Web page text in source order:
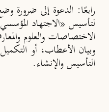
رابعًا: الدعوة إلى ضرورة
لتأسيس «الاجتهاد
الاختصاصات والعلوم
وبيان الأعطاب، أو
التأسيس والإنشاء.